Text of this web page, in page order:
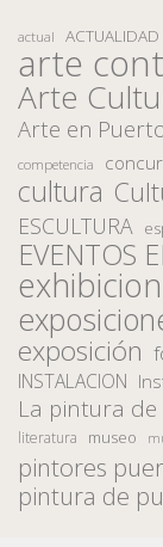
actual ACTUALIDAD
arte
Arte
Arte en
competencia
cultura
ESCULTURA
EVENTOS
exhibicion
exposición
INSTALACION
La pintura de
literatura museo
pintores
pintura de